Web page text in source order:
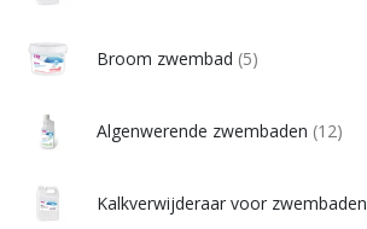
Broom zwembad (5)
Algenwerende zwembaden (12)
Kalkverwijderaar voor zwembaden